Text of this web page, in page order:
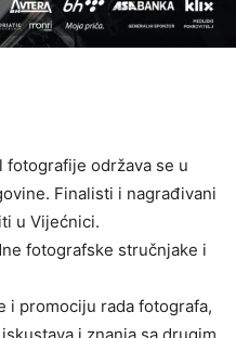
održava se u
Finalisti i nagrađivani
u Vijećnici.
fotografske stručnjake i
i promociju rada fotografa,